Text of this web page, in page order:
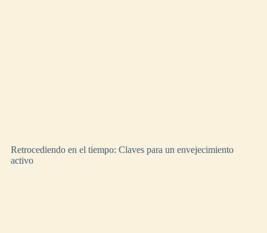
Retrocediendo en el tiempo: Claves para un envejecimiento
activo